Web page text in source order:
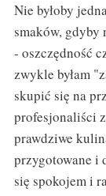
Nie byłoby
smaków, gdyby
- oszczędność
zwykle byłam
skupić się na
profesjonaliści
prawdziwe
przygotowane i
się spokojem i